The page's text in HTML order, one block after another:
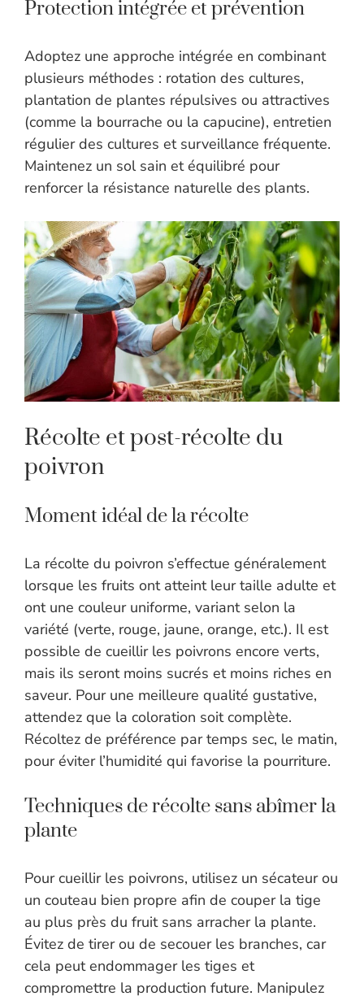
Protection intégrée et prévention
Adoptez une approche intégrée en combinant
plusieurs méthodes : rotation des cultures,
plantation de plantes répulsives ou attractives
(comme la bourrache ou la capucine), entretien
régulier des cultures et surveillance fréquente.
Maintenez un sol sain et équilibré pour
renforcer la résistance naturelle des plants.
Récolte et post-récolte du
poivron
Moment idéal de la récolte
La récolte du poivron s’effectue généralement
lorsque les fruits ont atteint leur taille adulte et
ont une couleur uniforme, variant selon la
variété (verte, rouge, jaune, orange, etc.). Il est
possible de cueillir les poivrons encore verts,
mais ils seront moins sucrés et moins riches en
saveur. Pour une meilleure qualité gustative,
attendez que la coloration soit complète.
Récoltez de préférence par temps sec, le matin,
pour éviter l’humidité qui favorise la pourriture.
Techniques de récolte sans abîmer la
plante
Pour cueillir les poivrons, utilisez un sécateur ou
un couteau bien propre afin de couper la tige
au plus près du fruit sans arracher la plante.
Évitez de tirer ou de secouer les branches, car
cela peut endommager les tiges et
compromettre la production future. Manipulez